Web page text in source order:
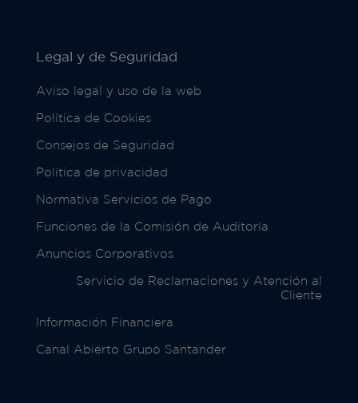
Legal y de Seguridad
Aviso legal y uso de la web
Política de Cookies
Consejos de Seguridad
Política de privacidad
Normativa Servicios de Pago
Funciones de la Comisión de Auditoría
Anuncios Corporativos
Servicio de Reclamaciones y Atención al
Cliente
Información Financiera
Canal Abierto Grupo Santander